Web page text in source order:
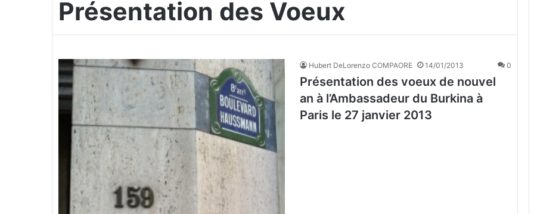
Présentation des Voeux
Hubert DeLorenzo COMPAORE 14/01/2013 0
Présentation des voeux de nouvel
an à l’Ambassadeur du Burkina à
Paris le 27 janvier 2013